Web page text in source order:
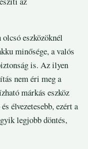
eszközöknél
minősége, a valós
is. Az ilyen
nem éri meg a
márkás eszköz
élvezetesebb, ezért a
legjobb döntés,